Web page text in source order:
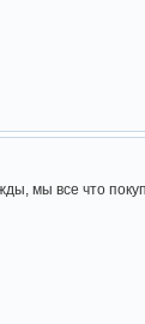
мы все что